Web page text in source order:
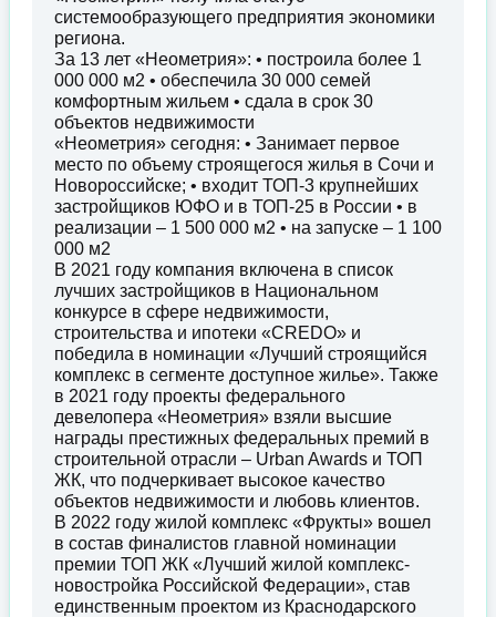
системообразующего предприятия экономики
региона.
За 13 лет «Неометрия»: • построила более 1
000 000 м2 • обеспечила 30 000 семей
комфортным жильем • сдала в срок 30
объектов недвижимости
«Неометрия» сегодня: • Занимает первое
место по объему строящегося жилья в Сочи и
Новороссийске; • входит ТОП-3 крупнейших
застройщиков ЮФО и в ТОП-25 в России • в
реализации – 1 500 000 м2 • на запуске – 1 100
000 м2
В 2021 году компания включена в список
лучших застройщиков в Национальном
конкурсе в сфере недвижимости,
строительства и ипотеки «CREDO» и
победила в номинации «Лучший строящийся
комплекс в сегменте доступное жилье». Также
в 2021 году проекты федерального
девелопера «Неометрия» взяли высшие
награды престижных федеральных премий в
строительной отрасли – Urban Awards и ТОП
ЖК, что подчеркивает высокое качество
объектов недвижимости и любовь клиентов.
В 2022 году жилой комплекс «Фрукты» вошел
в состав финалистов главной номинации
премии ТОП ЖК «Лучший жилой комплекс-
новостройка Российской Федерации», став
единственным проектом из Краснодарского